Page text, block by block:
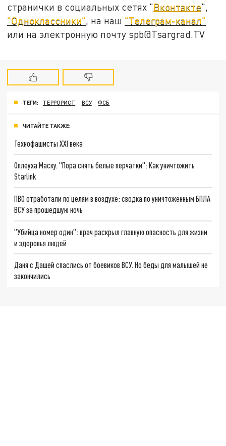
странички в социальных сетях "Вконтакте",
"Одноклассники", на наш "Телеграм-канал"
или на электронную почту spb@Tsargrad.TV
ТЕГИ: ТЕРРОРИСТ ВСУ ФСБ
ЧИТАЙТЕ ТАКЖЕ:
Технофашисты XXI века
Оплеуха Маску. "Пора снять белые перчатки": Как уничтожить
Starlink
ПВО отработали по целям в воздухе: сводка по уничтоженным БПЛА
ВСУ за прошедшую ночь
"Убийца номер один": врач раскрыл главную опасность для жизни
и здоровья людей
Даня с Дашей спаслись от боевиков ВСУ. Но беды для малышей не
закончились